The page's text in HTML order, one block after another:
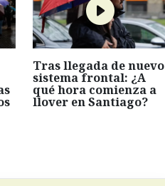
Tras llegada de nuevo
sistema frontal: ¿A
qué hora comienza a
llover en Santiago?